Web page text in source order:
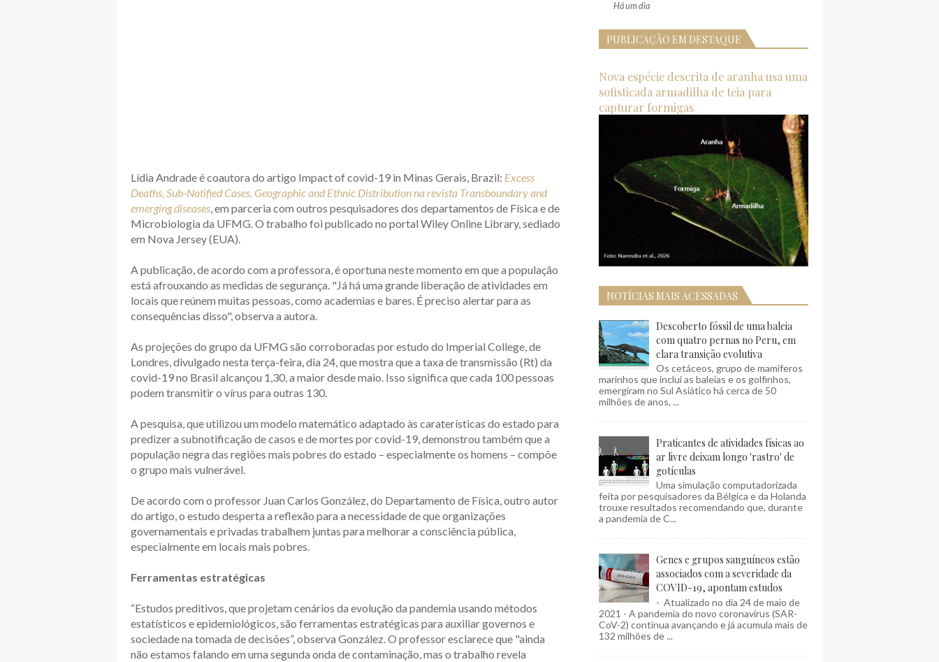
Lídia Andrade é coautora do artigo Impact of covid-19 in Minas Gerais, Brazil: Excess
Deaths, Sub-Notified Cases, Geographic and Ethnic Distribution na revista Transboundary and
emerging diseases, em parceria com outros pesquisadores dos departamentos de Física e de
Microbiologia da UFMG. O trabalho foi publicado no portal Wiley Online Library, sediado
em Nova Jersey (EUA).
A publicação, de acordo com a professora, é oportuna neste momento em que a população
está afrouxando as medidas de segurança. "Já há uma grande liberação de atividades em
locais que reúnem muitas pessoas, como academias e bares. É preciso alertar para as
consequências disso", observa a autora.
As projeções do grupo da UFMG são corroboradas por estudo do Imperial College, de
Londres, divulgado nesta terça-feira, dia 24, que mostra que a taxa de transmissão (Rt) da
covid-19 no Brasil alcançou 1,30, a maior desde maio. Isso significa que cada 100 pessoas
podem transmitir o vírus para outras 130.
A pesquisa, que utilizou um modelo matemático adaptado às caraterísticas do estado para
predizer a subnotificação de casos e de mortes por covid-19, demonstrou também que a
população negra das regiões mais pobres do estado – especialmente os homens – compõe
o grupo mais vulnerável.
De acordo com o professor Juan Carlos González, do Departamento de Física, outro autor
do artigo, o estudo desperta a reflexão para a necessidade de que organizações
governamentais e privadas trabalhem juntas para melhorar a consciência pública,
especialmente em locais mais pobres.
Ferramentas estratégicas
“Estudos preditivos, que projetam cenários da evolução da pandemia usando métodos
estatísticos e epidemiológicos, são ferramentas estratégicas para auxiliar governos e
sociedade na tomada de decisões”, observa González. O professor esclarece que "ainda
não estamos falando em uma segunda onda de contaminação, mas o trabalho revela
Há um dia
PUBLICAÇÃO EM DESTAQUE
Nova espécie descrita de aranha usa uma
sofisticada armadilha de teia para
capturar formigas
NOTÍCIAS MAIS ACESSADAS
Descoberto fóssil de uma baleia
com quatro pernas no Peru, em
clara transição evolutiva
Os cetáceos, grupo de mamíferos
marinhos que inclui as baleias e os golfinhos,
emergiram no Sul Asiático há cerca de 50
milhões de anos, ...
Praticantes de atividades físicas ao
ar livre deixam longo 'rastro' de
gotículas
Uma simulação computadorizada
feita por pesquisadores da Bélgica e da Holanda
trouxe resultados recomendando que, durante
a pandemia de C...
Genes e grupos sanguíneos estão
associados com a severidade da
COVID-19, apontam estudos
- Atualizado no dia 24 de maio de
2021 - A pandemia do novo coronavírus (SAR-
CoV-2) continua avançando e já acumula mais de
132 milhões de ...